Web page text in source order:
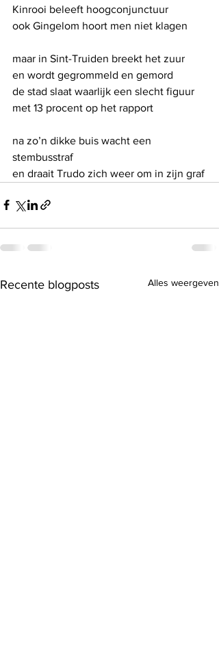
Kinrooi beleeft hoogconjunctuur
ook Gingelom hoort men niet klagen
maar in Sint-Truiden breekt het zuur
en wordt gegrommeld en gemord
de stad slaat waarlijk een slecht figuur
met 13 procent op het rapport
na zo’n dikke buis wacht een
stembusstraf
en draait Trudo zich weer om in zijn graf
Recente blogposts Alles weergeven